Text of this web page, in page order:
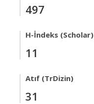
497
H-İndeks (Scholar)
11
Atıf (TrDizin)
31